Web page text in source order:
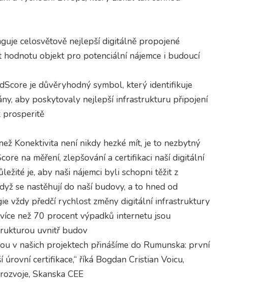
celosvětově nejlepší digitálně propojené
hodnotu objekt pro potenciální nájemce i budoucí
je důvěryhodný symbol, který identifikuje
aby poskytovaly nejlepší infrastrukturu připojení
prosperitě
Konektivita není nikdy hezké mít, je to nezbytný
na měření, zlepšování a certifikaci naší digitální
je, aby naši nájemci byli schopni těžit z
se nastěhují do naší budovy, a to hned od
vždy předčí rychlost změny digitální infrastruktury
než 70 procent výpadků internetu jsou
uvnitř budov
v našich projektech přinášíme do Rumunska: první
certifikace,“ říká Bogdan Cristian Voicu,
Skanska CEE